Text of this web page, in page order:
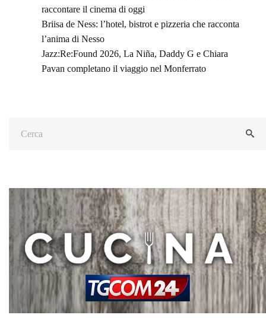
raccontare il cinema di oggi
Briisa de Ness: l’hotel, bistrot e pizzeria che racconta
l’anima di Nesso
Jazz:Re:Found 2026, La Niña, Daddy G e Chiara
Pavan completano il viaggio nel Monferrato